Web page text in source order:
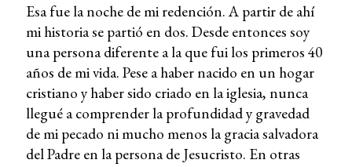
Esa fue la noche de mi redención. A partir de ahí
mi historia se partió en dos. Desde entonces soy
una persona diferente a la que fui los primeros 40
años de mi vida. Pese a haber nacido en un hogar
cristiano y haber sido criado en la iglesia, nunca
llegué a comprender la profundidad y gravedad
de mi pecado ni mucho menos la gracia salvadora
del Padre en la persona de Jesucristo. En otras